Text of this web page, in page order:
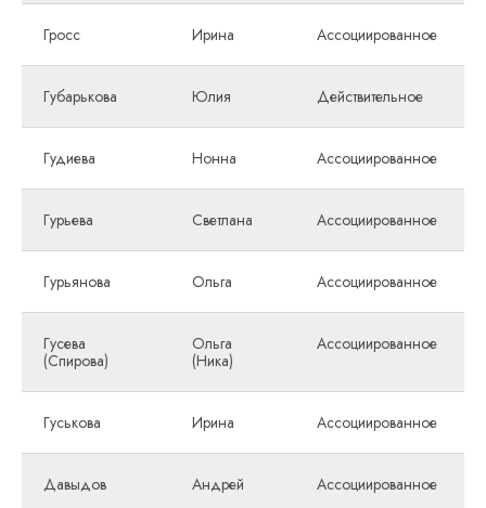
Гросс Ирина Ассоциированное
Губарькова Юлия Действительное
Гудиева Нонна Ассоциированное
Гурьева Светлана Ассоциированное
Гурьянова Ольга Ассоциированное
Гусева
(Спирова)
Ольга
(Ника)
Ассоциированное
Гуськова Ирина Ассоциированное
Давыдов Андрей Ассоциированное